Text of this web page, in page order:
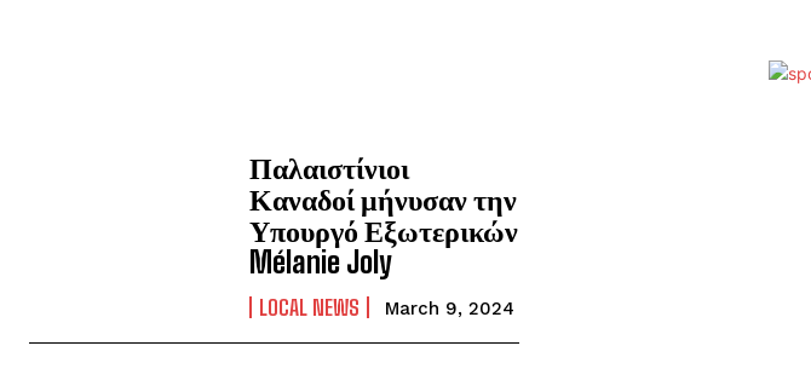
Παλαιστίνιοι
Καναδοί μήνυσαν την
Υπουργό Εξωτερικών
Mélanie Joly
LOCAL NEWS March 9, 2024